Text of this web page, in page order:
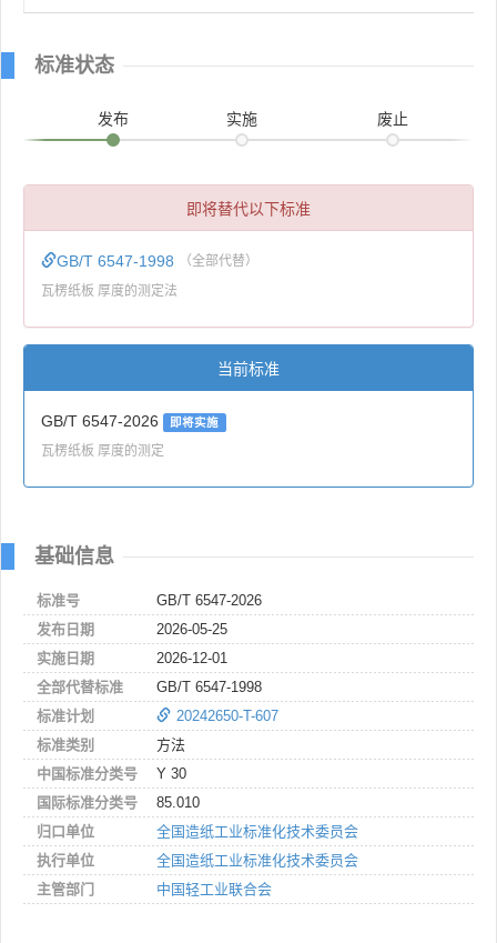
标准状态
发布 实施 废止
即将替代以下标准
GB/T 6547-1998 （全部代替）
瓦楞纸板 厚度的测定法
当前标准
GB/T 6547-2026 即将实施
瓦楞纸板 厚度的测定
基础信息
标准号
GB/T 6547-2026
发布日期
2026-05-25
实施日期
2026-12-01
全部代替标准
GB/T 6547-1998
标准计划
20242650-T-607
标准类别
方法
中国标准分类号
Y 30
国际标准分类号
85.010
归口单位
全国造纸工业标准化技术委员会
执行单位
全国造纸工业标准化技术委员会
主管部门
中国轻工业联合会